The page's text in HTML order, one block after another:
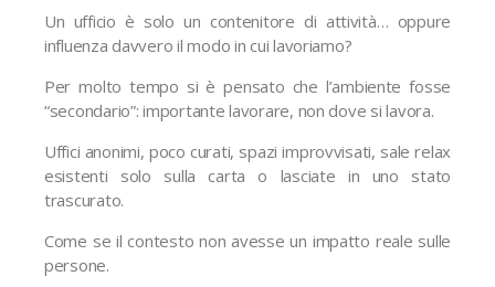
Un ufficio è solo un contenitore di attività… oppure
influenza davvero il modo in cui lavoriamo?
Per molto tempo si è pensato che l’ambiente fosse
“secondario”: importante lavorare, non dove si lavora.
Uffici anonimi, poco curati, spazi improvvisati, sale relax
esistenti solo sulla carta o lasciate in uno stato
trascurato.
Come se il contesto non avesse un impatto reale sulle
persone.